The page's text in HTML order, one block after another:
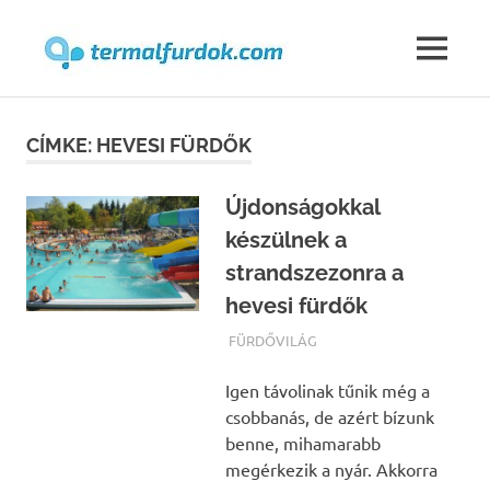
MENU
CÍMKE: HEVESI FÜRDŐK
Újdonságokkal
készülnek a
strandszezonra a
hevesi fürdők
TERMALFURDOK.COM
FÜRDŐVILÁG
Igen távolinak tűnik még a
csobbanás, de azért bízunk
benne, mihamarabb
megérkezik a nyár. Akkorra